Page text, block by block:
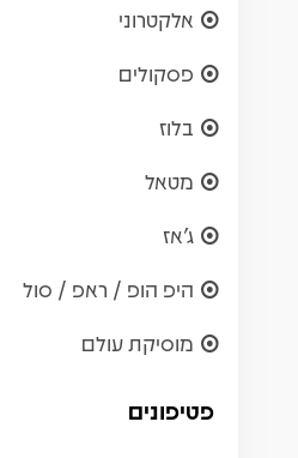
אלקטרוני
פסקולים
בלוז
מטאל
ג'אז
היפ הופ / ראפ / סול
מוסיקת עולם
פטיפונים